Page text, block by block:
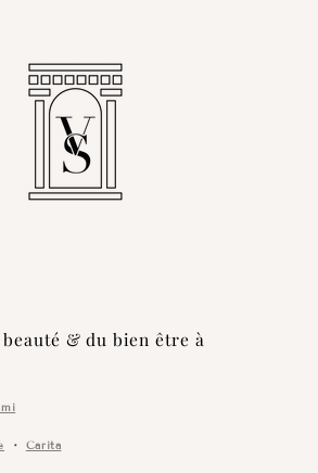
& du bien être à
・ Carita